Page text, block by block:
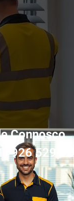
Connosco
926 529 829